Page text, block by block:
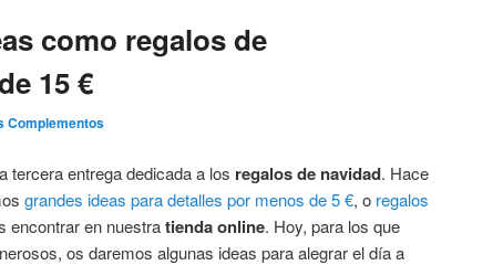
como regalos de
15 €
Complementos
tercera entrega dedicada a los regalos de navidad. Hace
grandes ideas para detalles por menos de 5 €, o regalos
encontrar en nuestratienda online. Hoy, para los que
os daremos algunas ideas para alegrar el día a